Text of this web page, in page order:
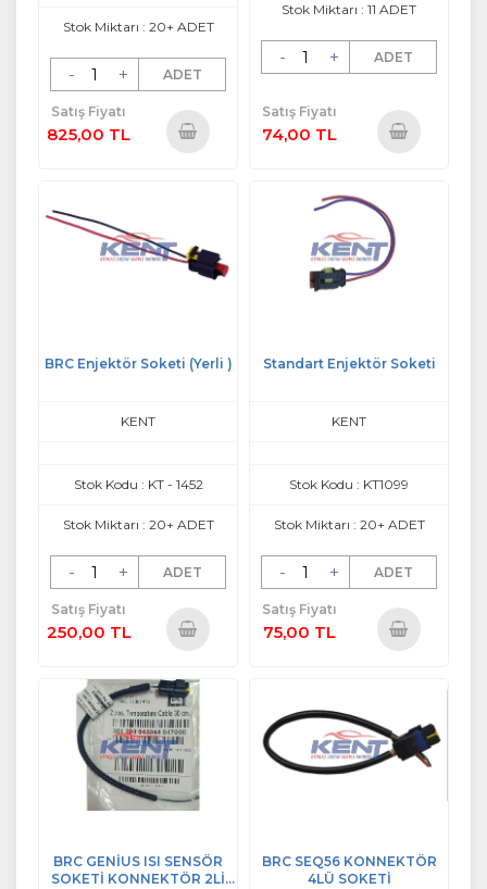
Stok Miktarı : 20+ ADET
- + ADET
Satış Fiyatı
825,00 TL
Stok Miktarı : 11 ADET
- + ADET
Satış Fiyatı
74,00 TL
BRC Enjektör Soketi (Yerli )
KENT
Stok Kodu : KT - 1452
Stok Miktarı : 20+ ADET
- + ADET
Satış Fiyatı
250,00 TL
Ekle
Standart Enjektör Soketi
KENT
Stok Kodu : KT1099
Stok Miktarı : 20+ ADET
- + ADET
Satış Fiyatı
75,00 TL
BRC GENİUS ISI SENSÖR
SOKETİ KONNEKTÖR 2Lİ
BRC SEQ56 KONNEKTÖR
4LÜ SOKETİ